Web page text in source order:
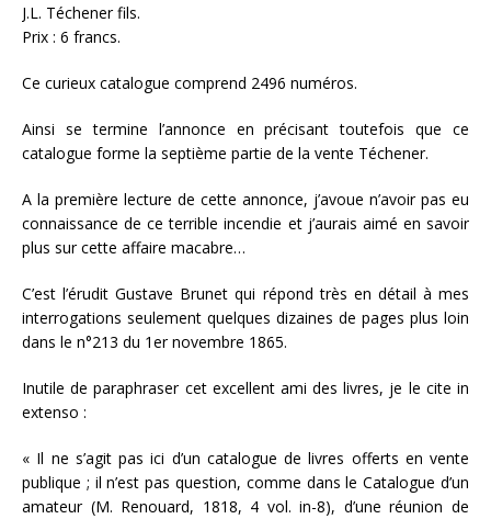
J.L. Téchener fils.
Prix : 6 francs.
Ce curieux catalogue comprend 2496 numéros.
Ainsi se termine l’annonce en précisant toutefois que ce
catalogue forme la septième partie de la vente Téchener.
A la première lecture de cette annonce, j’avoue n’avoir pas eu
connaissance de ce terrible incendie et j’aurais aimé en savoir
plus sur cette affaire macabre…
C’est l’érudit Gustave Brunet qui répond très en détail à mes
interrogations seulement quelques dizaines de pages plus loin
dans le n°213 du 1er novembre 1865.
Inutile de paraphraser cet excellent ami des livres, je le cite in
extenso :
« Il ne s’agit pas ici d’un catalogue de livres offerts en vente
publique ; il n’est pas question, comme dans le Catalogue d’un
amateur (M. Renouard, 1818, 4 vol. in-8), d’une réunion de